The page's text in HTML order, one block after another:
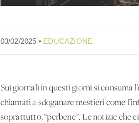
03/02/2025 • EDUCAZIONE
Sui giornali in questi giorni si consuma
chiamati a sdoganare mestieri come
soprattutto, “perbene”. Le notizie che